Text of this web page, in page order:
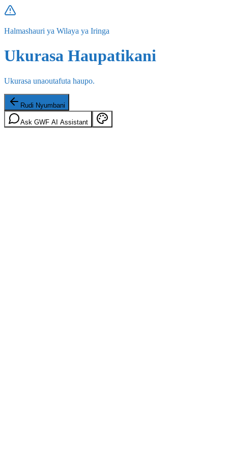
Halmashauri ya Wilaya ya Iringa
Ukurasa Haupatikani
Ukurasa unaoutafuta haupo.
Rudi Nyumbani
Ask GWF AI Assistant